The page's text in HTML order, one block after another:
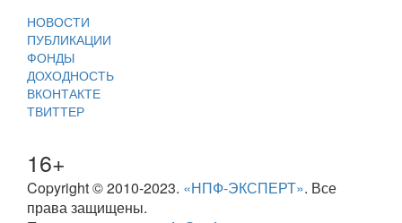
НОВОСТИ
ПУБЛИКАЦИИ
ФОНДЫ
ДОХОДНОСТЬ
ВКОНТАКТЕ
ТВИТТЕР
16+
Copyright © 2010-2023. «НПФ-ЭКСПЕРТ». Все
права защищены.